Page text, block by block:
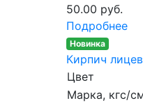
50.00 руб.
Подробнее
Новинка
Кирпич
Цвет
Марка, кгс/